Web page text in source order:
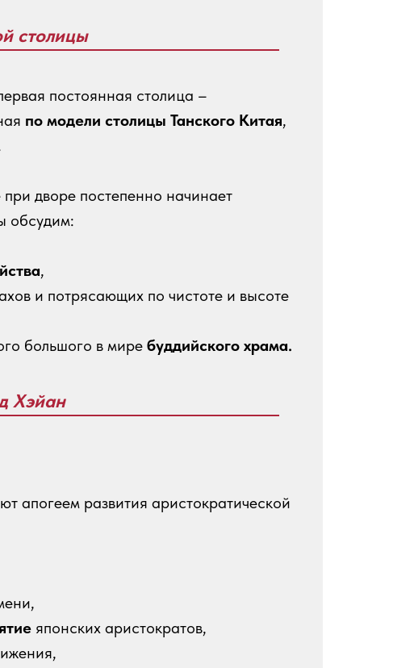
столицы
постоянная столица –
по модели столицы Танского Китая,
дворе постепенно начинает
обсудим:
,
и потрясающих по чистоте и высоте
большого в мире буддийского храма.
Хэйан
апогеем развития аристократической
японских аристократов,